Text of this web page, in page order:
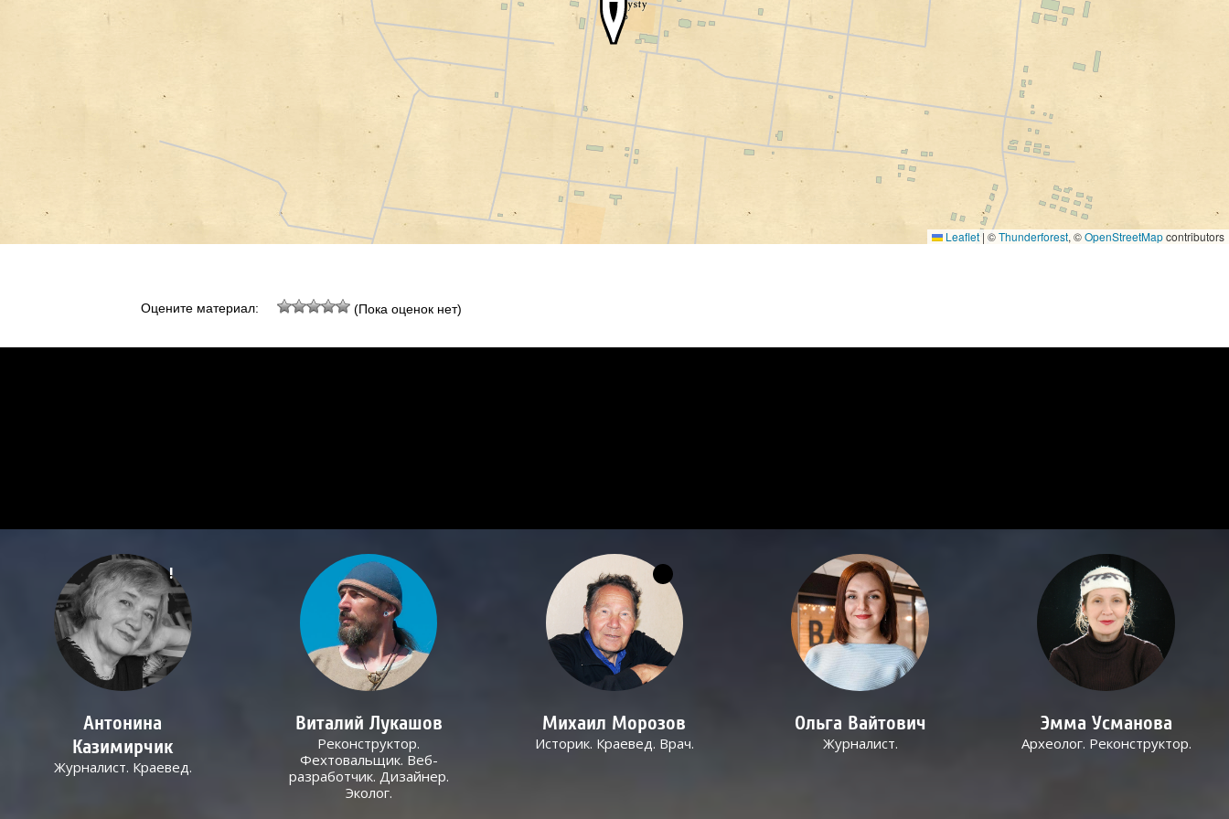
Leaflet | ©Thunderforest, ©OpenStreetMapcontributors
Оцените материал: (Пока оценок нет)
!
Антонина
Казимирчик
Журналист. Краевед.
Виталий Лукашов
Реконструктор.
Фехтовальщик. Веб-
разработчик. Дизайнер.
Эколог.
Михаил Морозов
Историк. Краевед. Врач.
Ольга Вайтович
Журналист.
Эмма Усманова
Археолог. Реконструктор.